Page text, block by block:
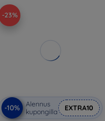
-23%
-10%
Alennus
kupongilla
EXTRA10